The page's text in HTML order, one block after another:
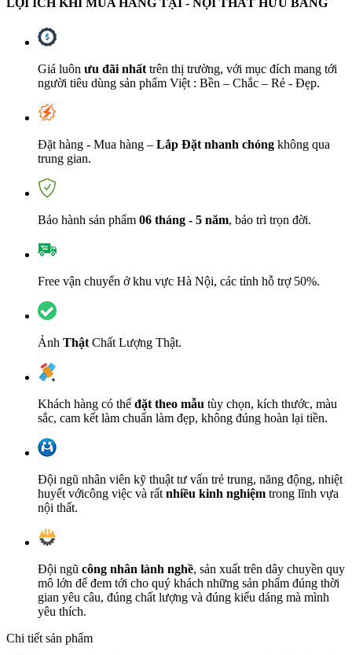
LỢI ÍCH KHI MUA HÀNG TẠI - NỘI THẤT HỮU BẰNG
Giá luôn ưu đãi nhất trên thị trường, với mục đích mang tới
người tiêu dùng sản phẩm Việt : Bền – Chắc – Rẻ - Đẹp.
Đặt hàng - Mua hàng – Lắp Đặt nhanh chóng không qua
trung gian.
Bảo hành sản phẩm 06 tháng - 5 năm, bảo trì trọn đời.
Free vận chuyển ở khu vực Hà Nội, các tỉnh hỗ trợ 50%.
Ảnh Thật Chất Lượng Thật.
Khách hàng có thể đặt theo mẫu tùy chọn, kích thước, màu
sắc, cam kết làm chuẩn làm đẹp, không đúng hoàn lại tiền.
Đội ngũ nhân viên kỹ thuật tư vấn trẻ trung, năng động, nhiệt
huyết vớicông việc và rất nhiều kinh nghiệm trong lĩnh vựa
nội thất.
Đội ngũ công nhân lành nghề, sản xuất trên dây chuyền quy
mô lớn để đem tới cho quý khách những sản phẩm đúng thời
gian yêu câu, đúng chất lượng và đúng kiểu dáng mà mình
yêu thích.
Chi tiết sản phẩm